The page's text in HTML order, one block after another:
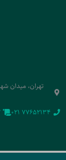
تهران، میدان
‭021 77652134‬